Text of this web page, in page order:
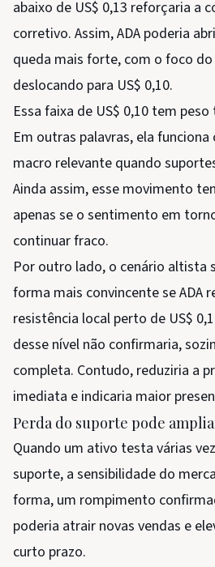
abaixo de US$ 0,13 reforçaria a
corretivo. Assim, ADA poderia
queda mais forte, com o foco
deslocando para US$ 0,10.
Essa faixa de US$ 0,10 tem
Em outras palavras, ela
macro relevante quando
Ainda assim, esse movimento
apenas se o sentimento em
continuar fraco.
Por outro lado, o cenário altista
forma mais convincente se ADA
resistência local perto de US$
desse nível não confirmaria,
completa. Contudo, reduziria a
imediata e indicaria maior
Perda do suporte pode
Quando um ativo testa várias
suporte, a sensibilidade do
forma, um rompimento
poderia atrair novas vendas e
curto prazo.